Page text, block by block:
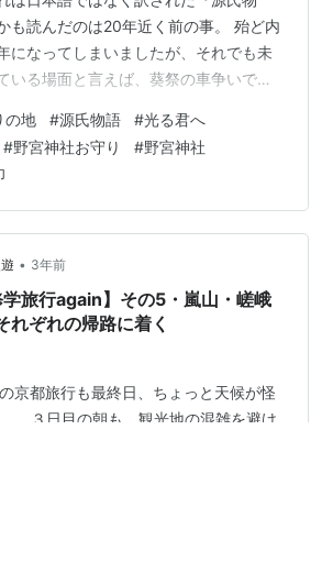
も読んだのは20年近く前の事。 殆ど内
になってしまいましたが、それでも未
いる場面と言えば、葵祭の車争いで深
いう恐ろしいシーンです。その後、六
とある場所で光源氏と別れをするので
『源氏物語』の「賢木」巻で登場する
させていただきます。 源氏物語ゆかり
野 嵐山～野宮神社 野宮神社 野宮神
物語・賢木 賢木 サカキの…
の地 #源氏物語 #光る君へ
#野宮神社お守り #野宮神社
• 3年前
旅行again】その5・嵐山・嵯峨
れぞれの帰路に着く
京都旅行も最終日、ちょっと天候が怪
、 ３日目の朝も、観光地の混雑を避け